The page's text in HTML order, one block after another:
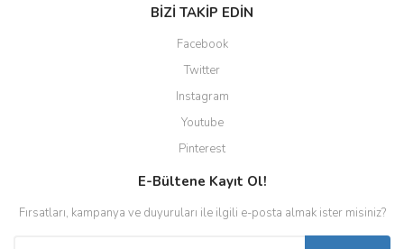
BİZİ TAKİP EDİN
Facebook
Twitter
Instagram
Youtube
Pinterest
E-Bültene Kayıt Ol!
Fırsatları, kampanya ve duyuruları ile ilgili e-posta almak ister misiniz?